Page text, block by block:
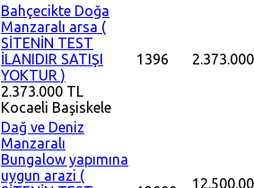
Bahçecikte Doğa
Manzaralı arsa (
SİTENİN TEST
İLANIDIR SATIŞI
YOKTUR )
2.373.000 TL
Kocaeli Başiskele
1396
Dağ ve Deniz
Manzaralı
Bungalow yapımına
uygun arazi (